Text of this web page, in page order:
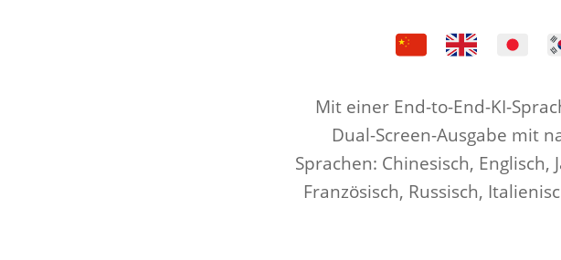
Mit einer End-to-End-KI-
Dual-Screen-Ausgabe mit
Sprachen: Chinesisch,
Französisch, Russisch,